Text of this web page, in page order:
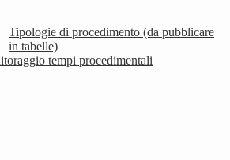
Tipologie di procedimento (da pubblicare
in tabelle)
tempi procedimentali